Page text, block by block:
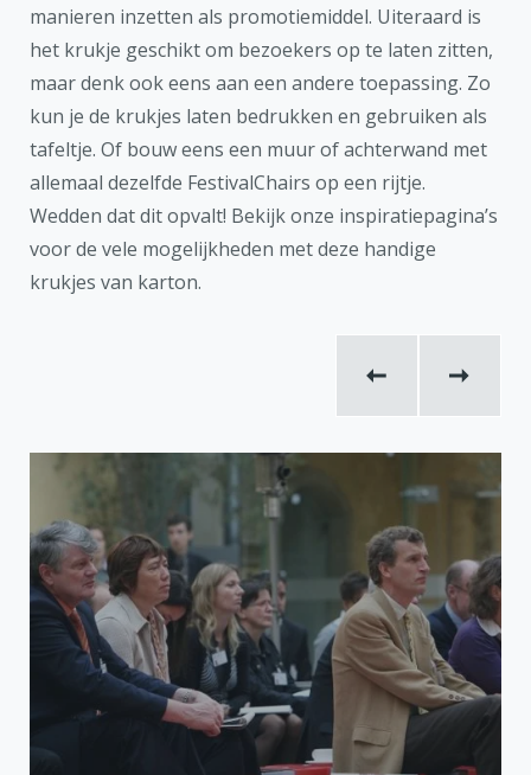
manieren inzetten als promotiemiddel. Uiteraard is
het krukje geschikt om bezoekers op te laten zitten,
maar denk ook eens aan een andere toepassing. Zo
kun je de krukjes laten bedrukken en gebruiken als
tafeltje. Of bouw eens een muur of achterwand met
allemaal dezelfde FestivalChairs op een rijtje.
Wedden dat dit opvalt! Bekijk onze inspiratiepagina’s
voor de vele mogelijkheden met deze handige
krukjes van karton.